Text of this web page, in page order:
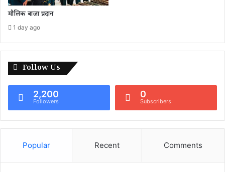
मौलिक बाजा प्रदान
1 day ago
Follow Us
2,200
Followers
0
Subscribers
Popular Recent Comments